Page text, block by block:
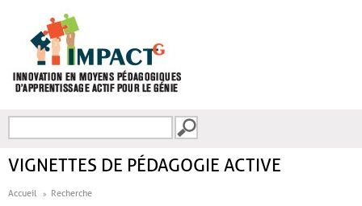
FORMULAIRE DE
VIGNETTES DE PÉDAGOGIE ACTIVE
Accueil Recherche